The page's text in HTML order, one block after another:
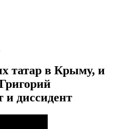
татар в Крыму, и
и диссидент